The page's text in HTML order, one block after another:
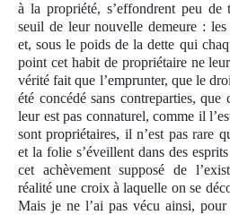
à la propriété, s’effondrent peu de
seuil de leur nouvelle demeure :
et, sous le poids de la dette qui
point cet habit de propriétaire ne
vérité fait que l’emprunter, que le
été concédé sans contreparties,
leur est pas connaturel, comme il
sont propriétaires, il n’est pas rare
et la folie s’éveillent dans des
cet achèvement supposé de
réalité une croix à laquelle on se
Mais je ne l’ai pas vécu ainsi,